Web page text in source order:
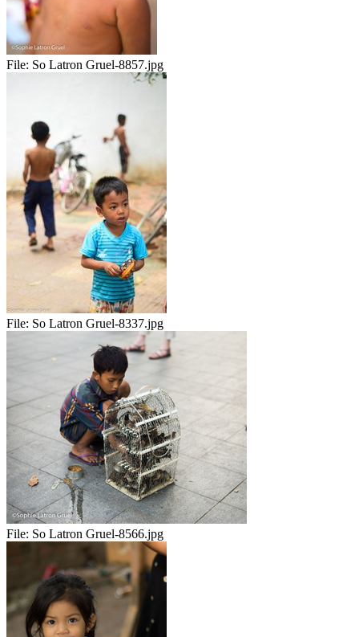
File: So Latron Gruel-8857.jpg
File: So Latron Gruel-8337.jpg
File: So Latron Gruel-8566.jpg